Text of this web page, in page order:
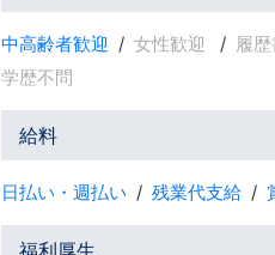
中高齢者歓迎 女性歓迎 履
学歴不問
給料
日払い・週払い 残業代支給
福利厚生